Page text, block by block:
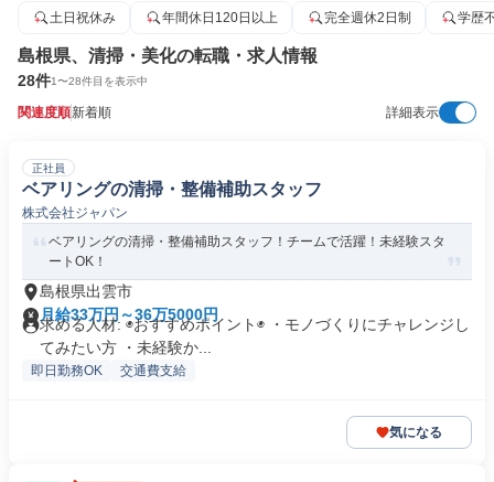
土日祝休み
年間休日120日以上 完全週休2日制 学歴
島根県、清掃・美化の転職・求人情報
28件1〜28件目を表示中
関連度順新着順 詳細表示
正社員
ベアリングの清掃・整備補助スタッフ
株式会社ジャパン
ベアリングの清掃・整備補助スタッフ！チームで活躍！未経験スタ
ートOK！
島根県出雲市
月給33万円～36万5000円
求める人材: ◉おすすめポイント◉ ・モノづくりにチャレンジし
てみたい方 ・未経験か...
即日勤務OK 交通費支給
気になる